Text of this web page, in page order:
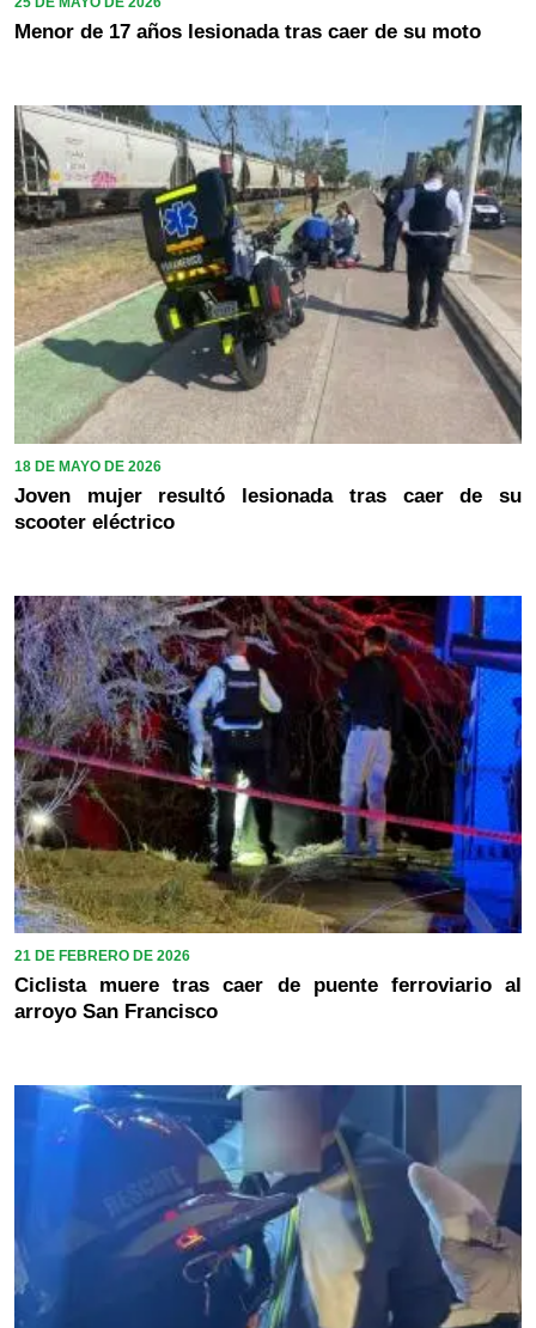
Menor de 17 años lesionada tras caer de su moto
18 DE MAYO DE 2026
Joven mujer resultó lesionada tras caer de su
scooter eléctrico
21 DE FEBRERO DE 2026
Ciclista muere tras caer de puente ferroviario al
arroyo San Francisco